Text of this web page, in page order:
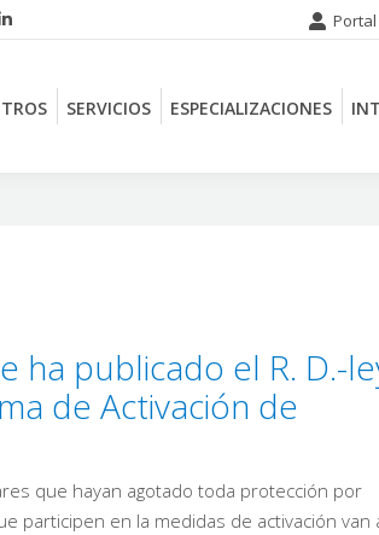
Linkedin
opens
SERVICIOS ESPECIALIZACIONES
ha publicado el R. D.-
de Activación de
que hayan agotado toda protección por
participen en la medidas de activación van